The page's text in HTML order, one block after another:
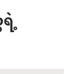
တယ်)